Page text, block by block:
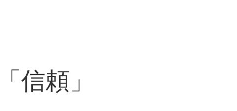
「信頼」